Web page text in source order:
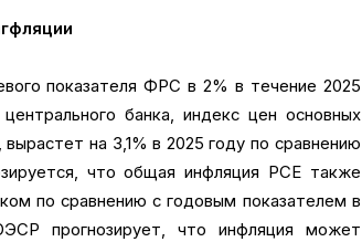
показателя ФРС в 2% в течение 2025
банка, индекс цен основных
на 3,1% в 2025 году по сравнению
что общая инфляция PCE также
по сравнению с годовым показателем в
прогнозирует, что инфляция может